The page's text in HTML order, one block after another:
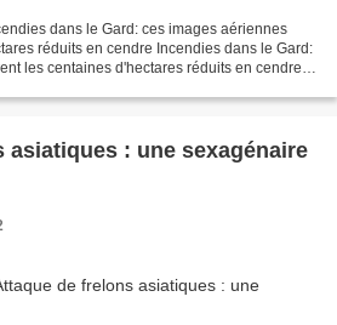
dans le Gard: ces images aériennes
réduits en cendre Incendies dans le Gard:
les centaines d'hectares réduits en cendre
asiatiques : une sexagénaire